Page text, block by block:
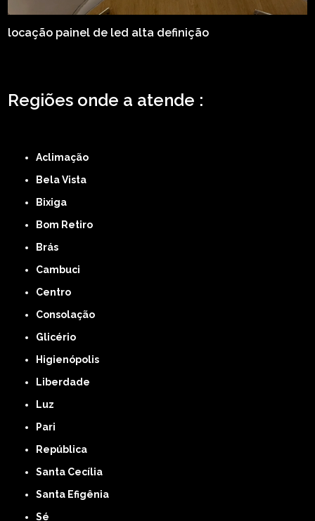
locação painel de led alta definição
Regiões onde a atende :
Aclimação
Bela Vista
Bixiga
Bom Retiro
Brás
Cambuci
Centro
Consolação
Glicério
Higienópolis
Liberdade
Luz
Pari
República
Santa Cecília
Santa Efigênia
Sé